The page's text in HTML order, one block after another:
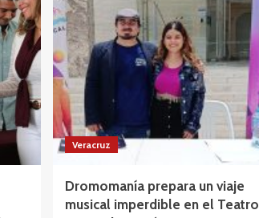
Veracruz
Dromomanía prepara un viaje
musical imperdible en el Teatro